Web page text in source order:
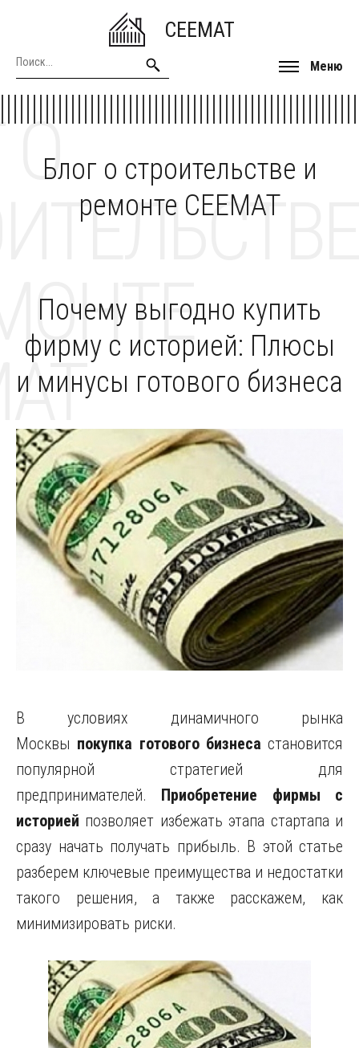
CEEMAT
Меню
Блог о строительстве и
ремонте CEEMAT
О
Почему выгодно купить
фирму с историей: Плюсы
и минусы готового бизнеса
В условиях динамичного рынка
Москвы покупка готового бизнеса становится
популярной стратегией для
предпринимателей. Приобретение фирмы с
историей позволяет избежать этапа стартапа и
сразу начать получать прибыль. В этой статье
разберем ключевые преимущества и недостатки
такого решения, а также расскажем, как
минимизировать риски.